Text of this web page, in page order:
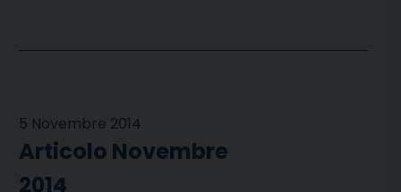
5 Novembre 2014
Articolo Novembre
2014